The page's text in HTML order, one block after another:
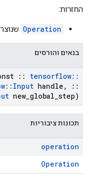
החזרות:
Operation שנוצר
בנאים והורסים
:: tensorflow::
:: Input handle ,
::
new global step)
תכונות ציבוריות
operation
Operation